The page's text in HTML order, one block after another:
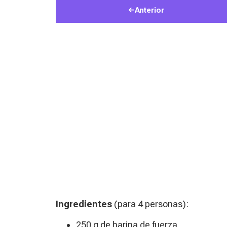
Anterior
Ingredientes (para 4 personas):